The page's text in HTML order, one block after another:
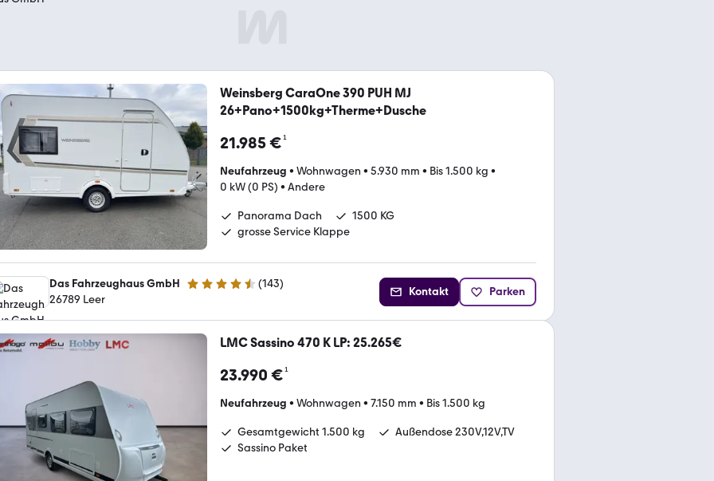
Weinsberg CaraOne 390 PUH MJ
26+Pano+1500kg+Therme+Dusche
21.985 €¹
Neufahrzeug • Wohnwagen • 5.930 mm • Bis 1.500 kg •
0 kW (0 PS) • Andere
Panorama Dach
1500 KG
grosse Service Klappe
Das Fahrzeughaus GmbH 4.5 Sterne (143)
26789 Leer
Kontakt Parken
LMC Sassino 470 K LP: 25.265€
23.990 €¹
Neufahrzeug • Wohnwagen • 7.150 mm • Bis 1.500 kg
Gesamtgewicht 1.500 kg
Außendose 230V,12V,TV
Sassino Paket